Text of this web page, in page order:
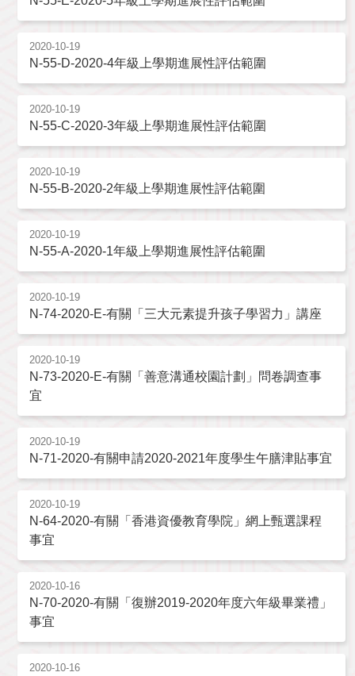
2020-10-19
N-55-D-2020-4年級上學期進展性評估範圍
2020-10-19
N-55-C-2020-3年級上學期進展性評估範圍
2020-10-19
N-55-B-2020-2年級上學期進展性評估範圍
2020-10-19
N-55-A-2020-1年級上學期進展性評估範圍
2020-10-19
N-74-2020-E-有關「三大元素提升孩子學習力」講座
2020-10-19
N-73-2020-E-有關「善意溝通校園計劃」問卷調查事
宜
2020-10-19
N-71-2020-有關申請2020-2021年度學生午膳津貼事宜
2020-10-19
N-64-2020-有關「香港資優教育學院」網上甄選課程
事宜
2020-10-16
N-70-2020-有關「復辦2019-2020年度六年級畢業禮」
事宜
2020-10-16